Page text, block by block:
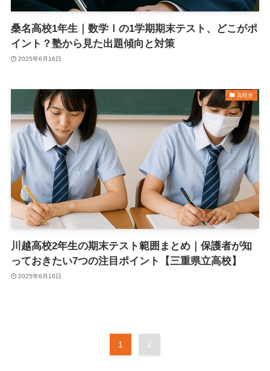
桑名高校1年生｜数学Ⅰの1学期期末テスト、どこがポ
イント？塾から見た出題傾向と対策
2025年6月16日
高校生
川越高校2年生の期末テスト範囲まとめ｜保護者が知
っておきたい7つの注目ポイント【三重県立高校】
2025年6月16日
1 2